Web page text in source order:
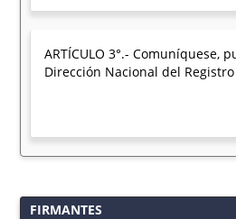
ARTÍCULO 3°.- Comuníquese,
Dirección Nacional del
FIRMANTES